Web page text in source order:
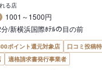
る店
1001～1500円
/新横浜国際ﾎﾃﾙの目の前
ポイント還元対象店
口コミ投稿
適格請求書発行事業者